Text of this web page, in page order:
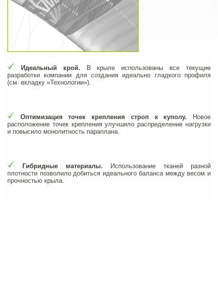
Идеальный крой.
В крыле использованы все текущие
разработки компании для создания идеально гладкого профиля
(см. вкладку «Технологии»).
Оптимизация точек крепления строп к куполу.
Новое
расположение точек крепления улучшило распределение нагрузки
и повысило монолитность параплана.
Гибридные материалы.
Использование тканей разной
плотности позволило добиться идеального баланса между весом и
прочностью крыла.